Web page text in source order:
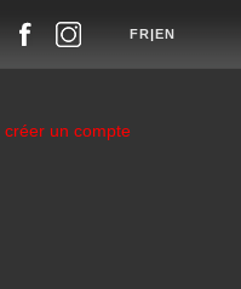
FR|EN
créer un compte